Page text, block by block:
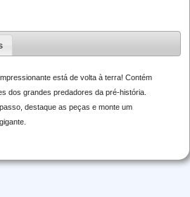
está de volta à terra! Contém
dos grandes predadores da pré-história.
destaque as peças e monte um